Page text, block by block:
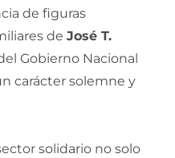
de figuras
de José T.
Gobierno Nacional
carácter solemne y
solidario no solo